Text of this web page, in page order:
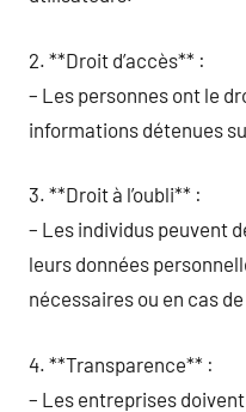
2. **Droit d’accès** :
– Les personnes ont le
informations détenues
3. **Droit à l’oubli** :
– Les individus peuvent
leurs données
nécessaires ou en cas
4. **Transparence** :
– Les entreprises